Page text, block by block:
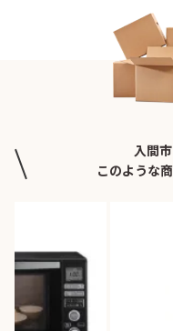
入間
このような